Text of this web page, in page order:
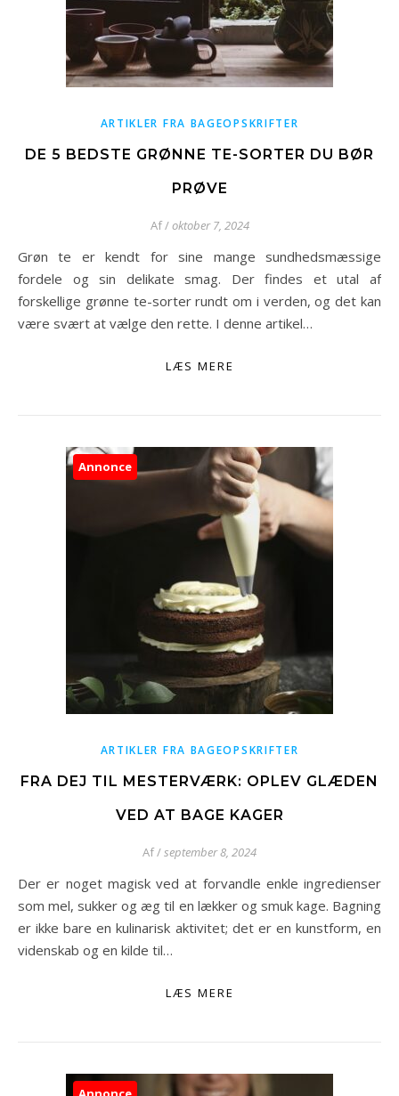
ARTIKLER FRA BAGEOPSKRIFTER
DE 5 BEDSTE GRØNNE TE-SORTER DU BØR
PRØVE
Af/oktober 7, 2024
Grøn te er kendt for sine mange sundhedsmæssige
fordele og sin delikate smag. Der findes et utal af
forskellige grønne te-sorter rundt om i verden, og det kan
være svært at vælge den rette. I denne artikel…
LÆS MERE
Annonce
ARTIKLER FRA BAGEOPSKRIFTER
FRA DEJ TIL MESTERVÆRK: OPLEV GLÆDEN
VED AT BAGE KAGER
Af/september 8, 2024
Der er noget magisk ved at forvandle enkle ingredienser
som mel, sukker og æg til en lækker og smuk kage. Bagning
er ikke bare en kulinarisk aktivitet; det er en kunstform, en
videnskab og en kilde til…
LÆS MERE